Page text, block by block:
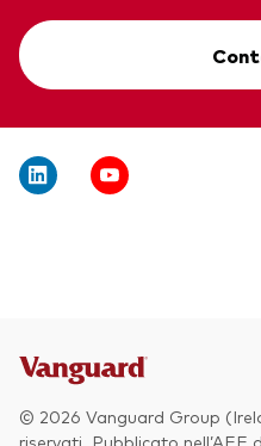
© 2026 Vanguard Group
riservati. Pubblicato